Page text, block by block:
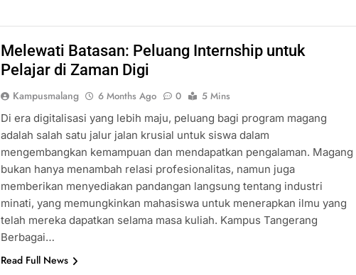
Melewati Batasan: Peluang Internship untuk
Pelajar di Zaman Digi
Kampusmalang 6 Months Ago 0
5 Mins
Di era digitalisasi yang lebih maju, peluang bagi program magang
adalah salah satu jalur jalan krusial untuk siswa dalam
mengembangkan kemampuan dan mendapatkan pengalaman. Magang
bukan hanya menambah relasi profesionalitas, namun juga
memberikan menyediakan pandangan langsung tentang industri
minati, yang memungkinkan mahasiswa untuk menerapkan ilmu yang
telah mereka dapatkan selama masa kuliah. Kampus Tangerang
Berbagai…
Read Full News